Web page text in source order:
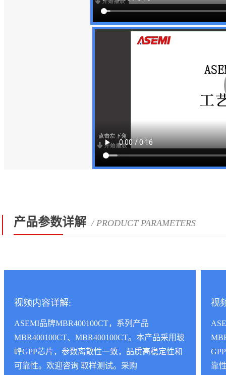
产品参数详解 / PRODUCT PARAMETERS
视频内容详解:
ASEMI品牌MBR400100CT，系列产品
MBR400100CT、MBR400100CT。本产品采用玻
峰GPP芯片，参数离散性一致，品质高稳定性和
可靠性。欢迎咨询 取样测试。采购
视
靠